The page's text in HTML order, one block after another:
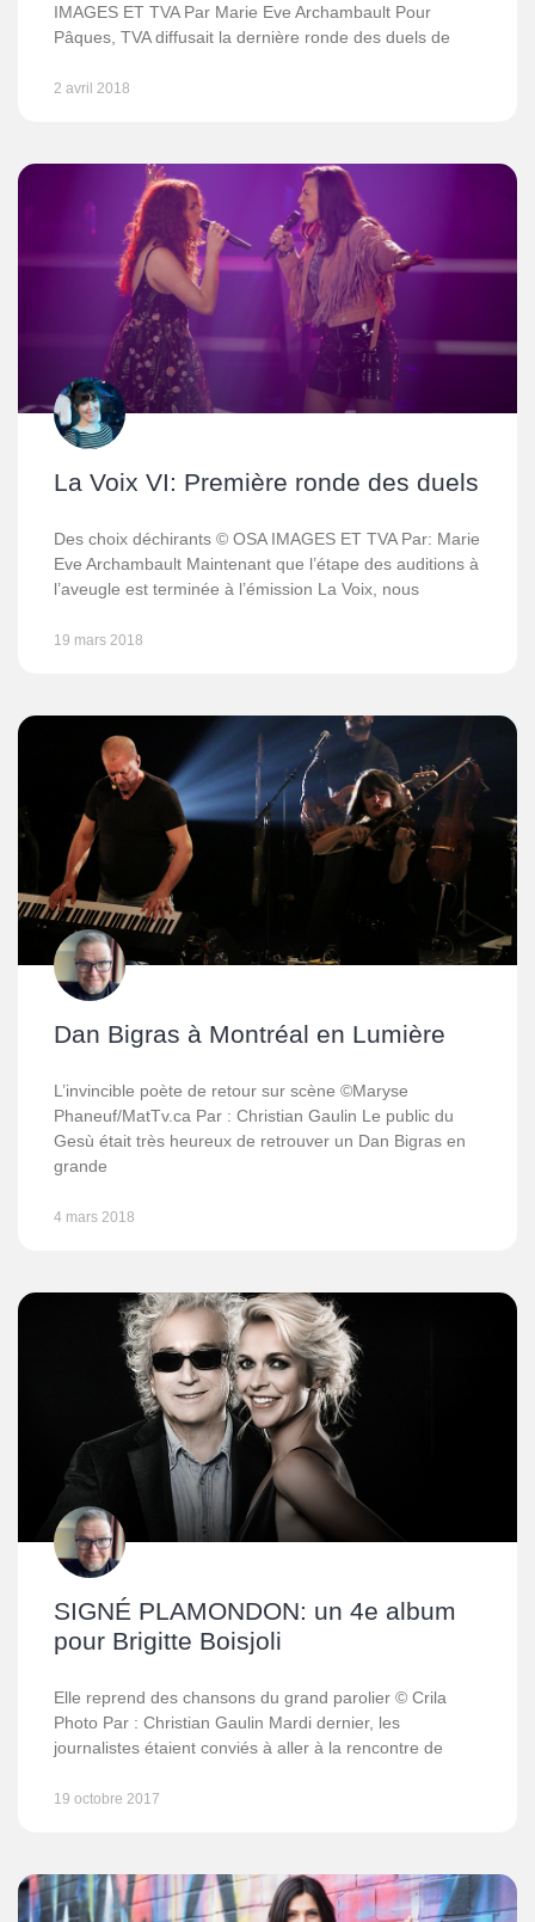
IMAGES ET TVA Par Marie Eve Archambault Pour
Pâques, TVA diffusait la dernière ronde des duels de
2 avril 2018
La Voix VI: Première ronde des duels
Des choix déchirants © OSA IMAGES ET TVA Par: Marie
Eve Archambault Maintenant que l’étape des auditions à
l’aveugle est terminée à l’émission La Voix, nous
19 mars 2018
Dan Bigras à Montréal en Lumière
L’invincible poète de retour sur scène ©Maryse
Phaneuf/MatTv.ca Par : Christian Gaulin Le public du
Gesù était très heureux de retrouver un Dan Bigras en
grande
4 mars 2018
SIGNÉ PLAMONDON: un 4e album
pour Brigitte Boisjoli
Elle reprend des chansons du grand parolier © Crila
Photo Par : Christian Gaulin Mardi dernier, les
journalistes étaient conviés à aller à la rencontre de
19 octobre 2017